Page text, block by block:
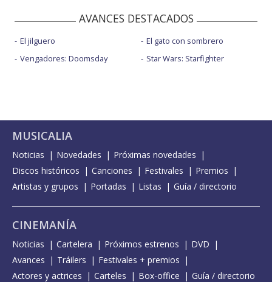
AVANCES DESTACADOS
El jilguero
Vengadores: Doomsday
El gato con sombrero
Star Wars: Starfighter
MUSICALIA
Noticias Novedades
Próximas novedades
Discos históricos
Canciones Festivales
Premios
Artistas y grupos
Portadas Listas Guía / directorio
CINEMANÍA
Noticias Cartelera Próximos estrenos
DVD
Avances
Tráilers
Festivales + premios
Actores y actrices
Carteles Box-office Guía / directorio